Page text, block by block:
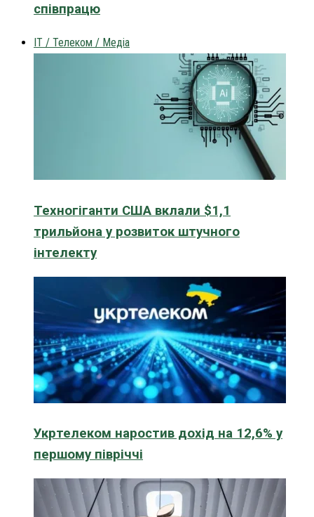
співпрацю
IT / Телеком / Медіа
Техногіганти США вклали $1,1
трильйона у розвиток штучного
інтелекту
Укртелеком наростив дохід на 12,6% у
першому півріччі